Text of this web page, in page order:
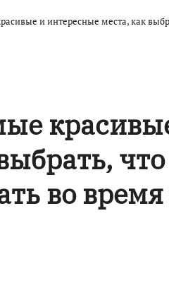
и интересные места, как
что
во